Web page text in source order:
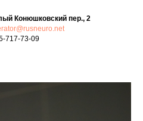
Конюшковский пер., 2
717-73-09